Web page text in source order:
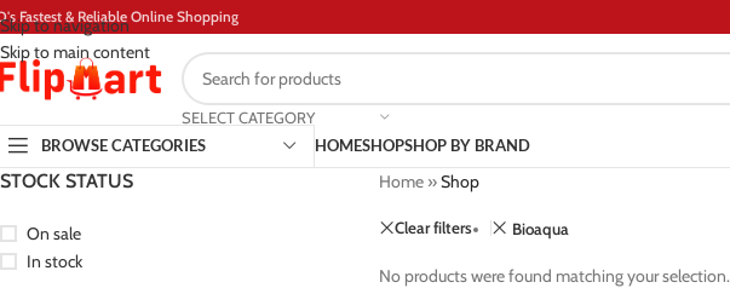
Skip to navigation
Skip to main content
Fastest & Reliable Online Shopping
SELECT CATEGORY
BROWSE CATEGORIES
HOMESHOPSHOP BY BRAND
STOCK STATUS
On sale
In stock
Home»Shop
Clear filters Bioaqua
No products were found matching your selection.